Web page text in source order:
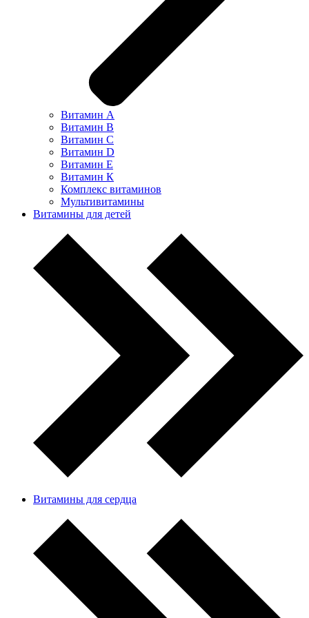
Витамин А
Витамин В
Витамин С
Витамин D
Витамин Е
Витамин К
Комплекс витаминов
Мультивитамины
Витамины для детей
Витамины для сердца